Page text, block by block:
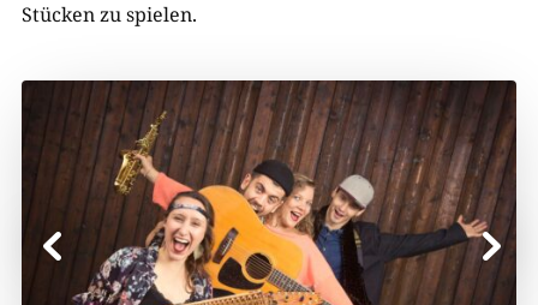
Stücken zu spielen.